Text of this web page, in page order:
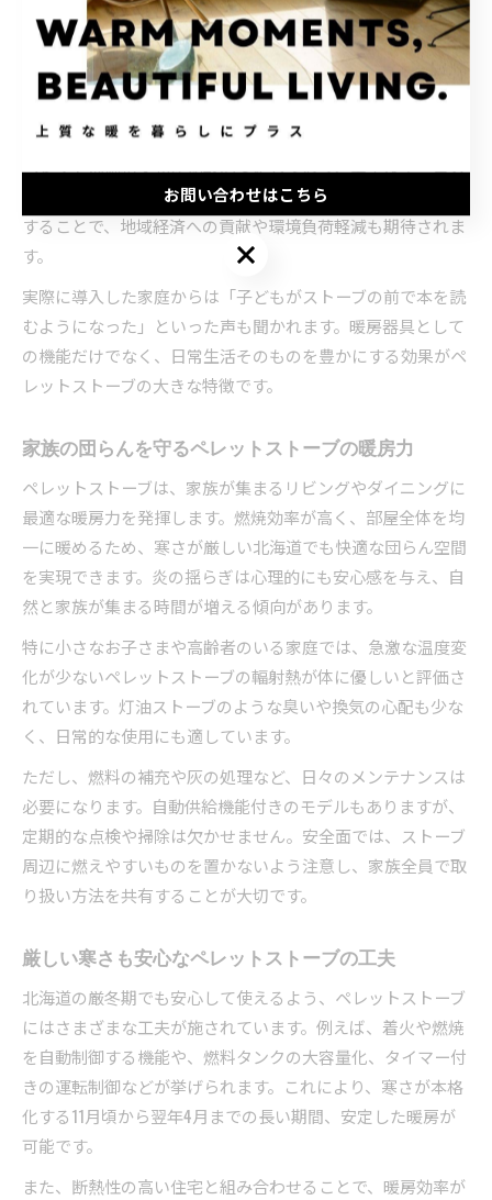
の日常を豊かに彩る存在です。炎のゆらぎや優しい輻射熱
は、心理的な安心感をもたらし、家族の団らんやリラックス
タイムをより充実させてくれます。省エネ性能も高く、光熱
費の負担軽減にもつながる点が魅力です。
北海道の冬は長く、暖房費が家計を圧迫しがちですが、木質
ペレットは価格変動が比較的安定しており、エネルギーコス
トの見通しが立てやすいと言われています。地元資源を活用
することで、地域経済への貢献や環境負荷軽減も期待されま
す。
実際に導入した家庭からは「子どもがストーブの前で本を読
むようになった」といった声も聞かれます。暖房器具として
の機能だけでなく、日常生活そのものを豊かにする効果がペ
レットストーブの大きな特徴です。
家族の団らんを守るペレットストーブの暖房力
ペレットストーブは、家族が集まるリビングやダイニングに
最適な暖房力を発揮します。燃焼効率が高く、部屋全体を均
一に暖めるため、寒さが厳しい北海道でも快適な団らん空間
を実現できます。炎の揺らぎは心理的にも安心感を与え、自
然と家族が集まる時間が増える傾向があります。
特に小さなお子さまや高齢者のいる家庭では、急激な温度変
化が少ないペレットストーブの輻射熱が体に優しいと評価さ
れています。灯油ストーブのような臭いや換気の心配も少な
く、日常的な使用にも適しています。
ただし、燃料の補充や灰の処理など、日々のメンテナンスは
必要になります。自動供給機能付きのモデルもありますが、
定期的な点検や掃除は欠かせません。安全面では、ストーブ
周辺に燃えやすいものを置かないよう注意し、家族全員で取
り扱い方法を共有することが大切です。
厳しい寒さも安心なペレットストーブの工夫
北海道の厳冬期でも安心して使えるよう、ペレットストーブ
にはさまざまな工夫が施されています。例えば、着火や燃焼
を自動制御する機能や、燃料タンクの大容量化、タイマー付
きの運転制御などが挙げられます。これにより、寒さが本格
化する11月頃から翌年4月までの長い期間、安定した暖房が
可能です。
また、断熱性の高い住宅と組み合わせることで、暖房効率が
お問い合わせはこちら
お問い合わせはこちら